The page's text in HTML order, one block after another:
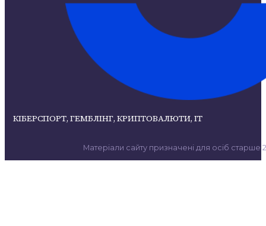
КІБЕРСПОРТ, ГЕМБЛІНГ, КРИПТОВАЛЮТИ, ІТ
Матеріали сайту призначені для осіб старше